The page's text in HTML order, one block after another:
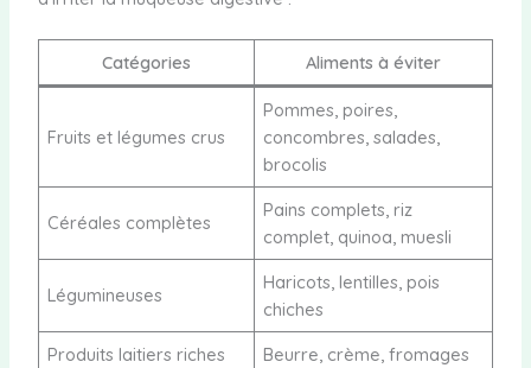
Catégories Aliments à éviter
Fruits et légumes crus
Pommes, poires,
concombres, salades,
brocolis
Céréales complètes
Pains complets, riz
complet, quinoa, muesli
Légumineuses
Haricots, lentilles, pois
chiches
Produits laitiers riches
Beurre, crème, fromages